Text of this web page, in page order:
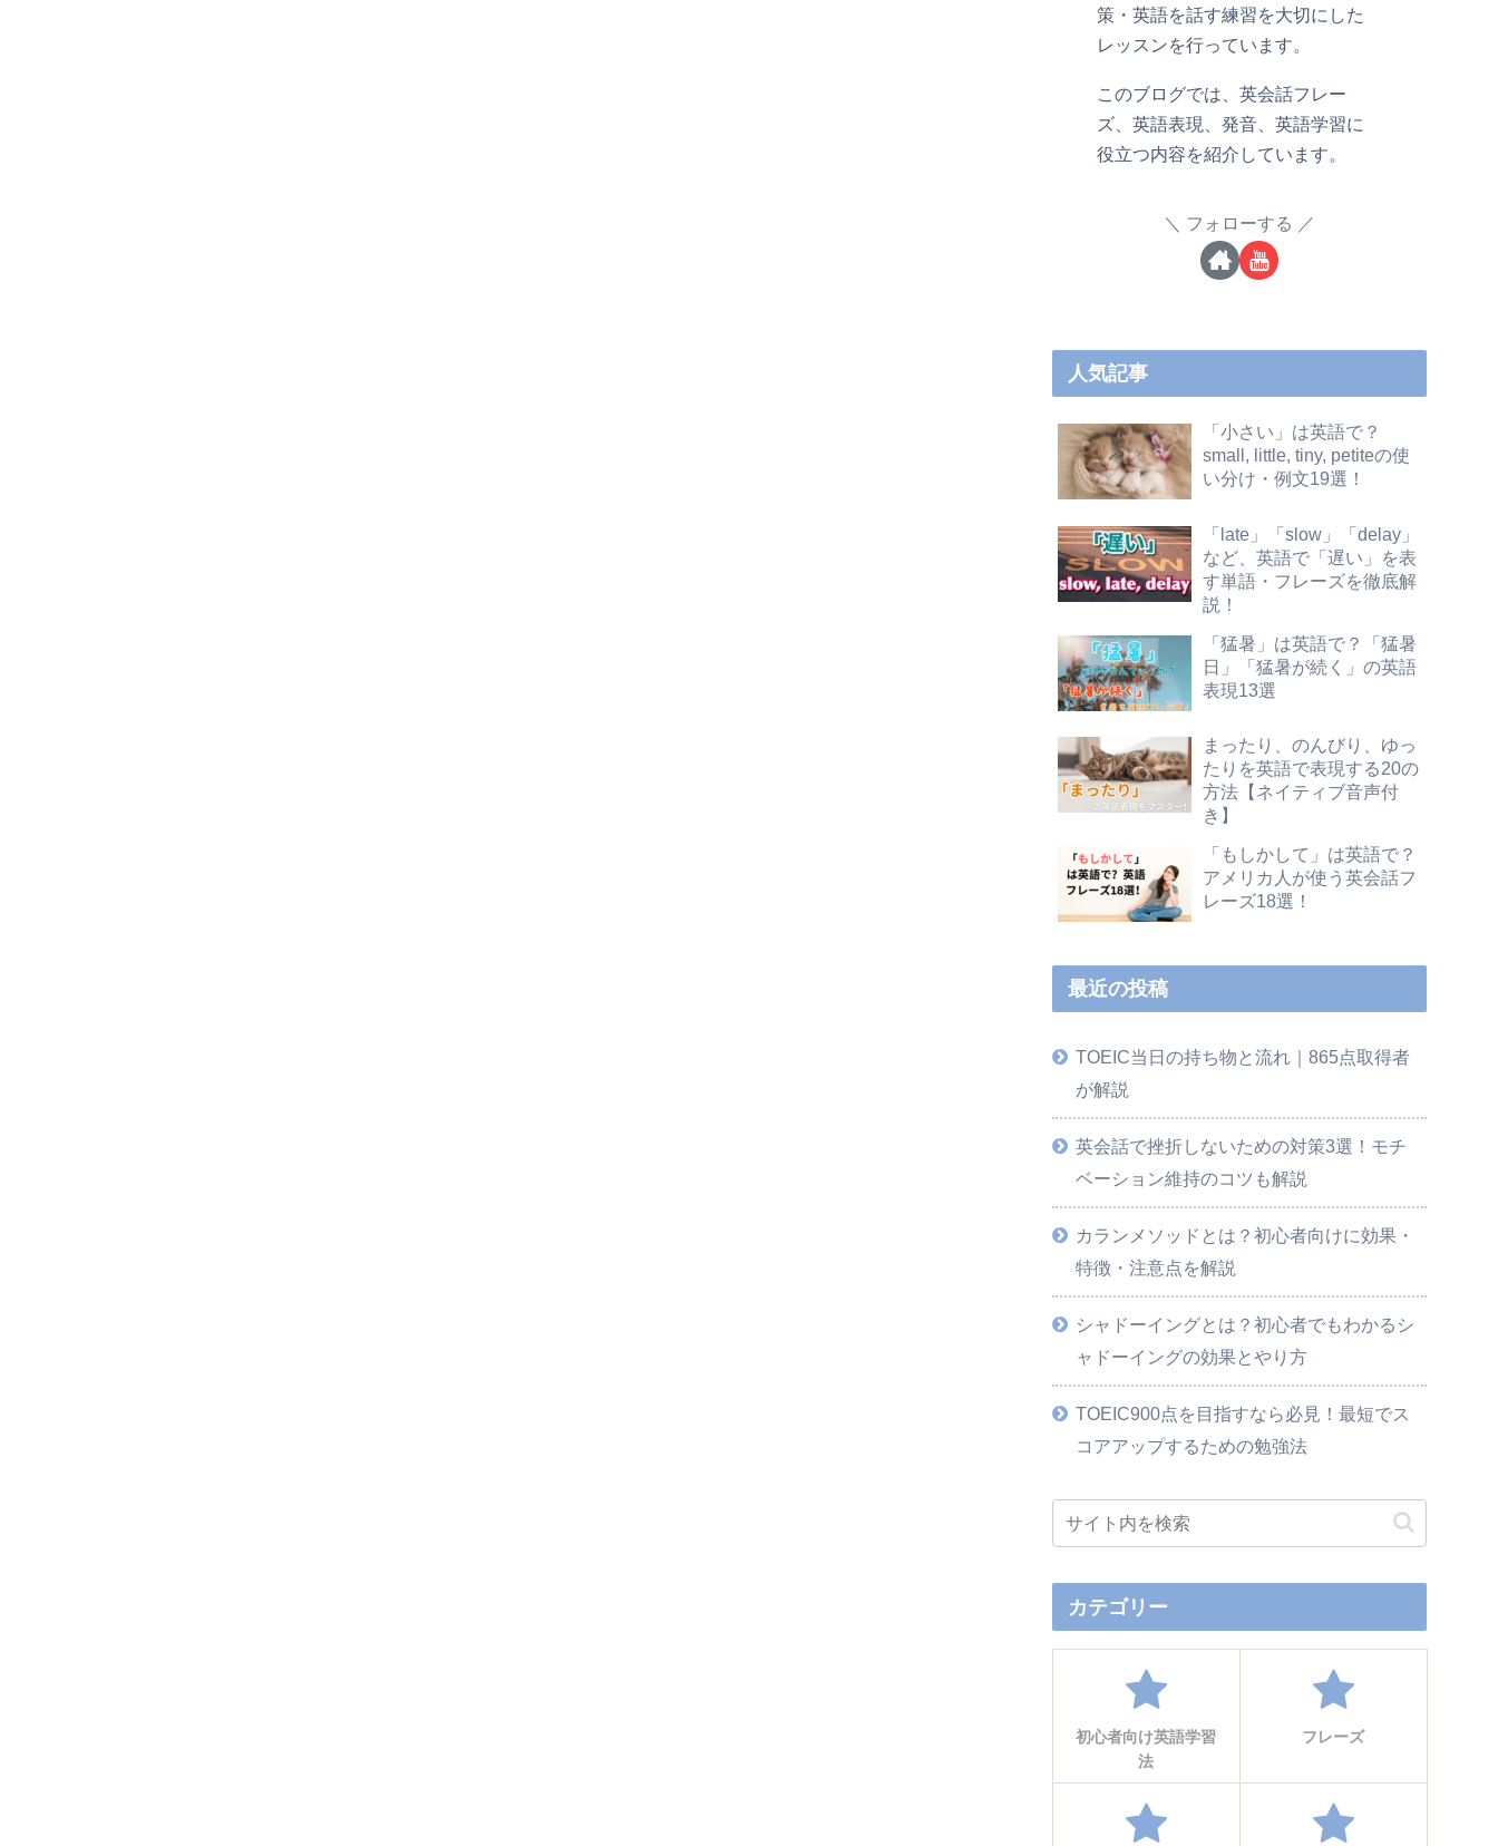
策・英語を話す練習を大切にした
レッスンを行っています。
このブログでは、英会話フレー
ズ、英語表現、発音、英語学習に
役立つ内容を紹介しています。
フォローする
人気記事
「小さい」は英語で？
small, little, tiny, petiteの使
い分け・例文19選！
「late」「slow」「delay」
など、英語で「遅い」を表
す単語・フレーズを徹底解
説！
「猛暑」は英語で？「猛暑
日」「猛暑が続く」の英語
表現13選
まったり、のんびり、ゆっ
たりを英語で表現する20の
方法【ネイティブ音声付
き】
「もしかして」は英語で？
アメリカ人が使う英会話フ
レーズ18選！
最近の投稿
TOEIC当日の持ち物と流れ｜865点取得者
が解説
英会話で挫折しないための対策3選！モチ
ベーション維持のコツも解説
カランメソッドとは？初心者向けに効果・
特徴・注意点を解説
シャドーイングとは？初心者でもわかるシ
ャドーイングの効果とやり方
TOEIC900点を目指すなら必見！最短でス
コアアップするための勉強法
カテゴリー
初心者向け英語学習
法
フレーズ